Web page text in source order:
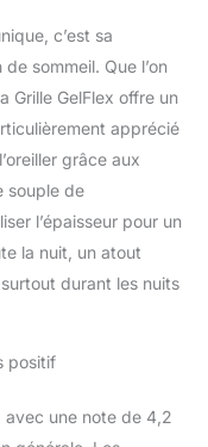
des
à l'eau
Coussin :
housse et
chaude
doux,
à la
un détergent
normal
élastique
c’est sa
sommeil. Que l’on
Grille GelFlex offre un
apprécié
grâce aux
souple de
l’épaisseur pour un
la nuit, un atout
durant les nuits
positif
avec une note de 4,2